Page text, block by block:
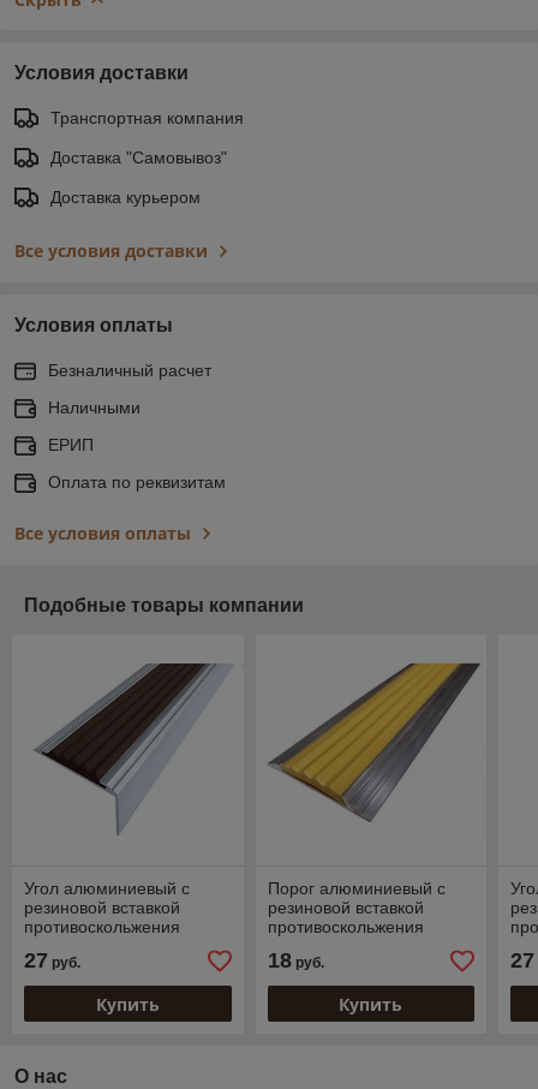
Условия доставки
Транспортная компания
Доставка "Самовывоз"
Доставка курьером
Все условия доставки
Условия оплаты
Безналичный расчет
Наличными
ЕРИП
Оплата по реквизитам
Все условия оплаты
Подобные товары компании
Угол алюминиевый с
резиновой вставкой
противоскольжения
КОРЧНЕВЫЙ 38х20 мм.
1,5 м.
27 руб.
Купить
Порог алюминиевый с
резиновой вставкой
противоскольжения
18руб.
Купить
27
О нас